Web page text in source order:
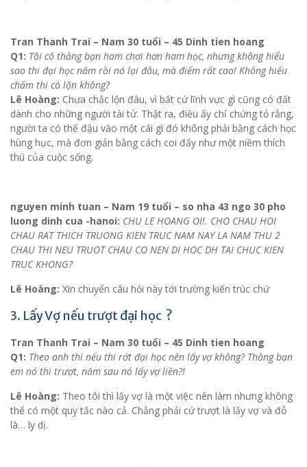
Tran Thanh Trai – Nam 30 tuổi – 45 Dinh tien hoang
Q1: Tôi có thằng bạn ham chơi hơn ham học, nhưng không hiểu
sao thi đại học năm rồi nó lại đâu, mà điểm rất cao! Không hiểu
chấm thi có lộn không?
Lê Hoàng: Chưa chắc lộn đâu, vì bất cứ lĩnh vực gì cũng có đất
dành cho những người tài tử. Thật ra, điều ấy chỉ chứng tỏ rằng,
người ta có thể đậu vào một cái gì đó không phải bằng cách học
hùng hục, mà đơn giản bằng cách coi đấy như một niềm thích
thú của cuộc sống.
nguyen minh tuan – Nam 19 tuổi – so nha 43 ngo 30 pho
luong dinh cua -hanoi: CHU LE HOANG OI!. CHO CHAU HOI
CHAU RAT THICH TRUONG KIEN TRUC NAM NAY LA NAM THU 2
CHAU THI NEU TRUOT CHAU CO NEN DI HOC DH TAI CHUC KIEN
TRUC KHONG?
Lê Hoàng: Xin chuyển câu hỏi này tới trường kiến trúc chứ
3. Lấy Vợ nếu trượt đại học ?
Tran Thanh Trai – Nam 30 tuổi – 45 Dinh tien hoang
Q1: Theo anh thì nếu thi rớt đại học nên lấy vợ không? Thằng bạn
em nó thi trượt, năm sau nó lấy vợ liền?!
Lê Hoàng: Theo tôi thì lấy vợ là một việc nên làm nhưng không
thể có một quy tắc nào cả. Chẳng phải cứ trượt là lấy vợ và đỗ
là… ly dị.